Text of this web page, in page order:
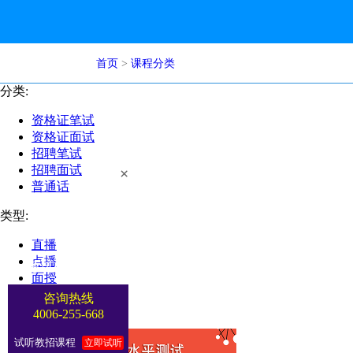
首页 > 课程分类
分类:
资格证笔试
资格证面试
招聘笔试
招聘面试
普通话
类型:
直播
点播
面授
全部
考试指导中心
咨询热线
4006-255-668
试听教招课程 立即试听
×